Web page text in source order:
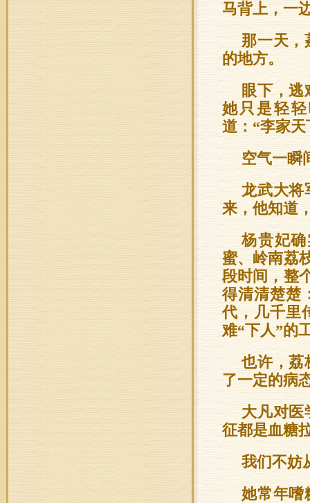
马背上，一
那一天，
的地方。
眼下，
她只是轻
道：“李家
空气一瞬
龙武大将
来，他知道
杨贵妃
蜜、岭南荔
段时间，整
得清清楚楚
代，几千里
难“下人”的
也许，荔
了一定的病
大凡对医
征都是血糖
我们不妨
她常年嗜